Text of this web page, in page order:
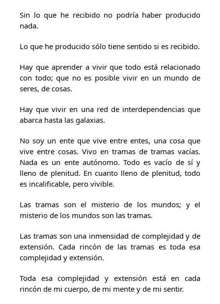
Sin lo que he recibido no podría haber producido
nada.
Lo que he producido sólo tiene sentido si es recibido.
Hay que aprender a vivir que todo está relacionado
con todo; que no es posible vivir en un mundo de
seres, de cosas.
Hay que vivir en una red de interdependencias que
abarca hasta las galaxias.
No soy un ente que vive entre entes, una cosa que
vive entre cosas. Vivo en tramas de tramas vacías.
Nada es un ente autónomo. Todo es vacío de sí y
lleno de plenitud. En cuanto lleno de plenitud, todo
es incalificable, pero vivible.
Las tramas son el misterio de los mundos; y el
misterio de los mundos son las tramas.
Las tramas son una inmensidad de complejidad y de
extensión. Cada rincón de las tramas es toda esa
complejidad y extensión.
Toda esa complejidad y extensión está en cada
rincón de mi cuerpo, de mi mente y de mi sentir.